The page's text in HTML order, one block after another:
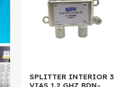
SPLITTER INTERIOR 3